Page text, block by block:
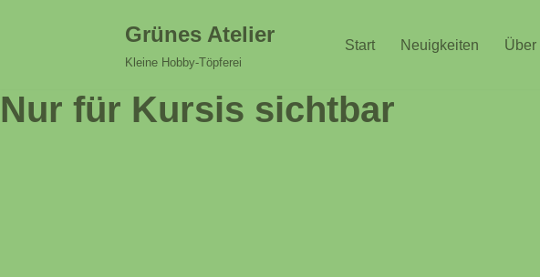
springen
Grünes Atelier
Kleine Hobby-Töpferei
Start Neuigkeiten Über
Nur für Kursis sichtbar